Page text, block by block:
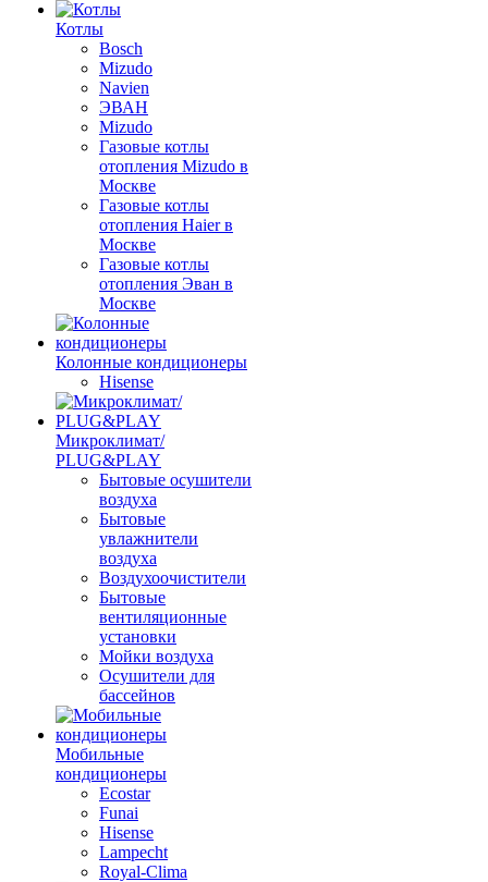
Котлы
Bosch
Mizudo
Navien
ЭВАН
Mizudo
Газовые котлы
отопления Mizudo в
Москве
Газовые котлы
отопления Haier в
Москве
Газовые котлы
отопления Эван в
Москве
Колонные кондиционеры
Hisense
Микроклимат/
PLUG&PLAY
Бытовые осушители
воздуха
Бытовые
увлажнители
воздуха
Воздухоочистители
Бытовые
вентиляционные
установки
Мойки воздуха
Осушители для
бассейнов
Мобильные
кондиционеры
Ecostar
Funai
Hisense
Lampecht
Royal-Clima